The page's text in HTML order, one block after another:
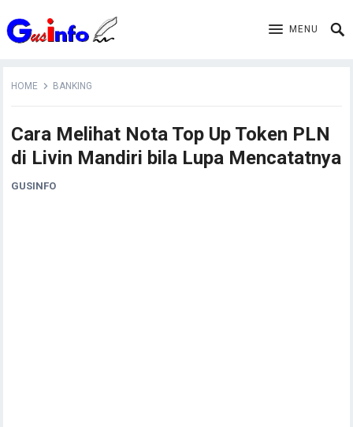
MENU
HOME BANKING
Cara Melihat Nota Top Up Token PLN
di Livin Mandiri bila Lupa Mencatatnya
GUSINFO